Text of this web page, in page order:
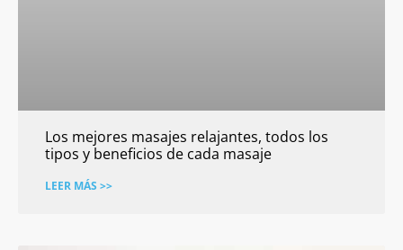
Los mejores masajes relajantes, todos los
tipos y beneficios de cada masaje
LEER MÁS >>